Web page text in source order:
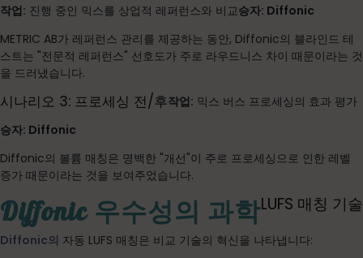
작업: 진행 중인 믹스를 상업적 레퍼런스와 비교승자: Diffonic
METRIC AB가 레퍼런스 관리를 제공하는 동안, Diffonic의 블라인드 테
스트는 "전문적 레퍼런스" 선호도가 주로 라우드니스 차이 때문이라는 것
을 드러냈습니다.
시나리오 3: 프로세싱 전/후작업: 믹스 버스 프로세싱의 효과 평가
승자: Diffonic
Diffonic의 볼륨 매칭은 명백한 "개선"이 주로 프로세싱으로 인한 레벨
증가 때문이라는 것을 보여주었습니다.
Diffonic 우수성의 과학LUFS 매칭 기술
Diffonic의 자동 LUFS 매칭은 비교 기술의 혁신을 나타냅니다: